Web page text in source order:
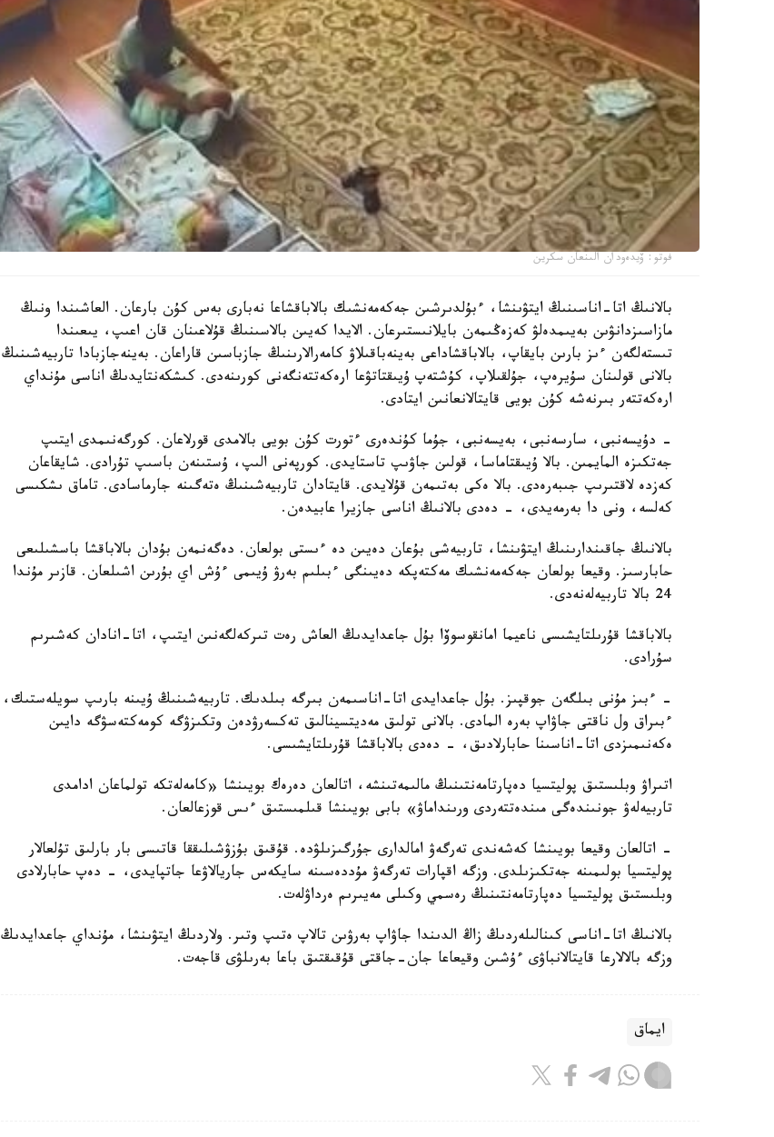
فوتو: ۆيدەودان الىنعان سكرين
بالانىڭ اتا-اناسىنىڭ ايتۋىنشا، ءبۇلدىرشىن جەكەمەنشىك بالاباقشاعا نەبارى بەس كۇن بارعان. العاشىندا ونىڭ
مازاسىزدانۋىن بەيىمدەلۋ كەزەڭىمەن بايلانىستىرعان. الايدا كەيىن بالاسىنىڭ قۇلاعىنان قان اعىپ، يىعىندا
تىستەلگەن ءىز بارىن بايقاپ، بالاباقشاداعى بەينەباقىلاۋ كامەرالارىنىڭ جازباسىن قاراعان. بەينەجازبادا تاربيەشىنىڭ
بالانى قولىنان سۇيرەپ، جۇلقىلاپ، كۇشتەپ ۇيىقتاتۋعا ارەكەتتەنگەنى كورىنەدى. كىشكەنتايدىڭ اناسى مۇنداي
ارەكەتتەر بىرنەشە كۇن بويى قايتالانعانىن ايتادى.
- دۇيسەنبى، سارسەنبى، بەيسەنبى، جۇما كۇندەرى ءتورت كۇن بويى بالامدى قورلاعان. كورگەنىمدى ايتىپ
جەتكىزە المايمىن. بالا ۇيىقتاماسا، قولىن جاۋىپ تاستايدى. كورپەنى الىپ، ۇستىنەن باسىپ تۇرادى. شايقاعان
كەزدە لاقتىرىپ جىبەرەدى. بالا ەكى بەتىمەن قۇلايدى. قايتادان تاربيەشىنىڭ ەتەگىنە جارماسادى. تاماق ىشكىسى
كەلسە، ونى دا بەرمەيدى، - دەدى بالانىڭ اناسى جازيرا عابيدەن.
بالانىڭ جاقىندارىنىڭ ايتۋىنشا، تاربيەشى بۇعان دەيىن دە ءىستى بولعان. دەگەنمەن بۇدان بالاباقشا باسشىلىعى
حابارسىز. وقيعا بولعان جەكەمەنشىك مەكتەپكە دەيىنگى ءبىلىم بەرۋ ۇيىمى ءۇش اي بۇرىن اشىلعان. قازىر مۇندا
24 بالا تاربيەلەنەدى.
بالاباقشا قۇرىلتايشىسى ناعيما امانقوسوۆا بۇل جاعدايدىڭ العاش رەت تىركەلگەنىن ايتىپ، اتا-انادان كەشىرىم
سۇرادى.
- ءبىز مۇنى بىلگەن جوقپىز. بۇل جاعدايدى اتا-اناسىمەن بىرگە بىلدىك. تاربيەشىنىڭ ۇيىنە بارىپ سويلەستىك،
ءبىراق ول ناقتى جاۋاپ بەرە المادى. بالانى تولىق مەديتسينالىق تەكسەرۋدەن وتكىزۋگە كومەكتەسۋگە دايىن
ەكەنىمىزدى اتا-اناسىنا حابارلادىق، - دەدى بالاباقشا قۇرىلتايشىسى.
اتىراۋ وبلىستىق پوليتسيا دەپارتامەنتىنىڭ مالىمەتىنشە، اتالعان دەرەك بويىنشا «كامەلەتكە تولماعان ادامدى
تاربيەلەۋ جونىندەگى مىندەتتەردى ورىنداماۋ» بابى بويىنشا قىلمىستىق ءىس قوزعالعان.
- اتالعان وقيعا بويىنشا كەشەندى تەرگەۋ امالدارى جۇرگىزىلۋدە. قۇقىق بۇزۋشىلىققا قاتىسى بار بارلىق تۇلعالار
پوليتسيا بولىمىنە جەتكىزىلدى. وزگە اقپارات تەرگەۋ مۇددەسىنە سايكەس جاريالاۋعا جاتپايدى، - دەپ حابارلادى
وبلىستىق پوليتسيا دەپارتامەنتىنىڭ رەسمي وكىلى مەيىرىم ەرداۋلەت.
بالانىڭ اتا-اناسى كىنالىلەردىڭ زاڭ الدىندا جاۋاپ بەرۋىن تالاپ ەتىپ وتىر. ولاردىڭ ايتۋىنشا، مۇنداي جاعدايدىڭ
وزگە بالالارعا قايتالانباۋى ءۇشىن وقيعاعا جان-جاقتى قۇقىقتىق باعا بەرىلۋى قاجەت.
ايماق